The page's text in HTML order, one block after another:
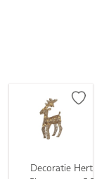
Decoratie Hert